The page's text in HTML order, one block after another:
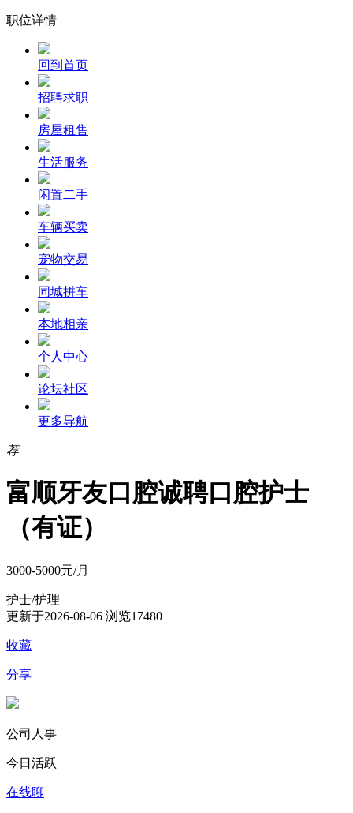
职位详情
回到首页
招聘求职
房屋租售
生活服务
闲置二手
车辆买卖
宠物交易
同城拼车
本地相亲
个人中心
论坛社区
更多导航
荐
富顺牙友口腔诚聘口腔护士
（有证）
3000-5000元/月
护士/护理
更新于2026-08-06 浏览17480
收藏
分享
公司人事
今日活跃
在线聊